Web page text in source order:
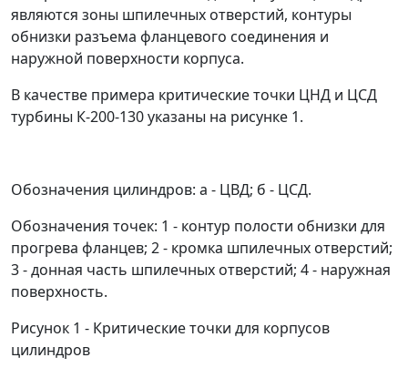
являются зоны шпилечных отверстий, контуры
обнизки разъема фланцевого соединения и
наружной поверхности корпуса.
В качестве примера критические точки ЦНД и ЦСД
турбины К-200-130 указаны на рисунке 1.
Обозначения цилиндров: а - ЦВД; б - ЦСД.
Обозначения точек: 1 - контур полости обнизки для
прогрева фланцев; 2 - кромка шпилечных отверстий;
3 - донная часть шпилечных отверстий; 4 - наружная
поверхность.
Рисунок 1 - Критические точки для корпусов
цилиндров